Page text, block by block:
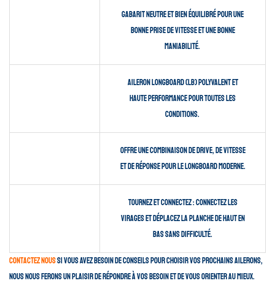
Gabarit neutre et bien équilibré pour une
bonne prise de vitesse et une bonne
maniabilité.
Aileron Longboard (LB) polyvalent et
haute performance pour toutes les
conditions.
Offre une combinaison de drive, de vitesse
et de réponse pour le longboard moderne.
Tournez et connectez : Connectez les
virages et déplacez la planche de haut en
bas sans difficulté.
Contactez noussi vous avez besoin de conseils pour choisir vos prochains ailerons,
nous nous ferons un plaisir de répondre à vos besoin et de vous orienter au mieux.